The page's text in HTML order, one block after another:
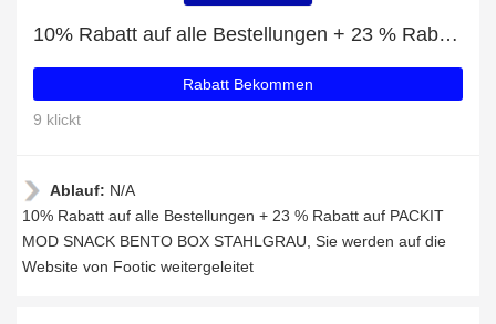
10% Rabatt auf alle Bestellungen + 23 % Rabatt auf PACKIT MOD SNACK BENTO BOX STAHLGRAU
Rabatt Bekommen
9 klickt
Ablauf: N/A
10% Rabatt auf alle Bestellungen + 23 % Rabatt auf PACKIT
MOD SNACK BENTO BOX STAHLGRAU, Sie werden auf die
Website von Footic weitergeleitet